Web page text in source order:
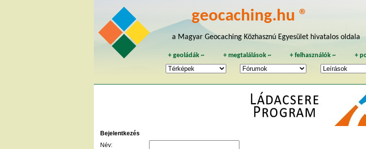
geocaching.hu ®
a Magyar Geocaching Közhasznú Egyesület hivatalos oldala
+geoládák ~ + megtalálások~ +felhasználók ~ +
Bejelentkezés
Név: